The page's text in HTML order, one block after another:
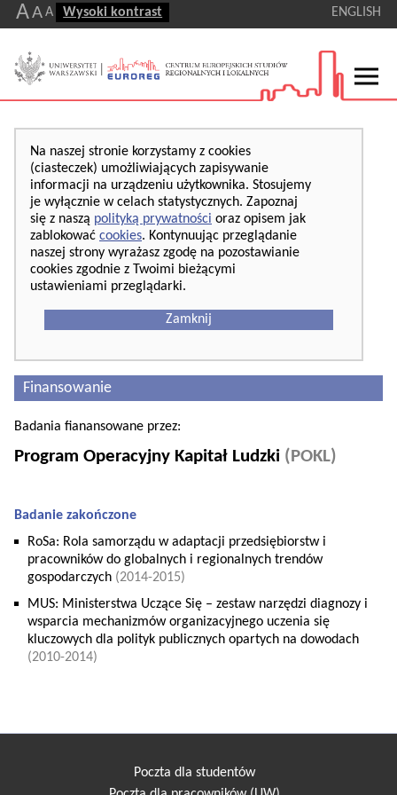
AA A Wysoki kontrast ENGLISH
Na naszej stronie korzystamy z cookies
(ciasteczek) umożliwiających zapisywanie
informacji na urządzeniu użytkownika. Stosujemy
je wyłącznie w celach statystycznych. Zapoznaj
się z naszą polityką prywatności oraz opisem jak
zablokować cookies. Kontynuując przeglądanie
naszej strony wyrażasz zgodę na pozostawianie
cookies zgodnie z Twoimi bieżącymi
ustawieniami przeglądarki.
Zamknij
Finansowanie
Badania fianansowane przez:
Program Operacyjny Kapitał Ludzki (POKL)
Badanie zakończone
RoSa: Rola samorządu w adaptacji przedsiębiorstw i
pracowników do globalnych i regionalnych trendów
gospodarczych (2014-2015)
MUS: Ministerstwa Uczące Się – zestaw narzędzi diagnozy i
wsparcia mechanizmów organizacyjnego uczenia się
kluczowych dla polityk publicznych opartych na dowodach
(2010-2014)
Poczta dla studentów